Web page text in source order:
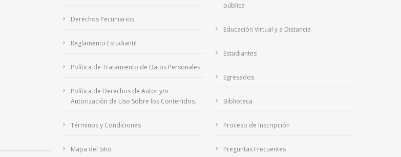
Derechos Pecuniarios
Reglamento Estudiantil
Política de Tratamiento de Datos Personales
Política de Derechos de Autor y/o
Autorización de Uso Sobre los Contenidos.
Términos y Condiciones
Mapa del Sitio
pública
Educación Virtual y a Distancia
Estudiantes
Egresados
Biblioteca
Proceso de Inscripción
Preguntas Frecuentes